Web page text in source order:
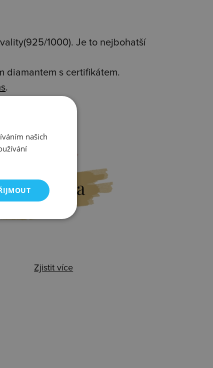
1000). Je to nejbohatší
diamantem s certifikátem.
.
Výměna
Zjistit více
našich